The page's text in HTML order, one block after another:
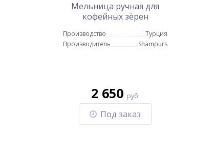
Мельница ручная для
кофейных зёрен
Производство
Турция
Производитель
Shampurs
2 650 руб.
Под заказ